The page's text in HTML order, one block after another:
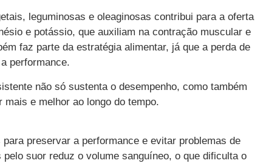
leguminosas e oleaginosas contribui para a oferta
e potássio, que auxiliam na contração muscular e
faz parte da estratégia alimentar, já que a perda de
performance.
não só sustenta o desempenho, como também
e melhor ao longo do tempo.
preservar a performance e evitar problemas de
suor reduz o volume sanguíneo, o que dificulta o